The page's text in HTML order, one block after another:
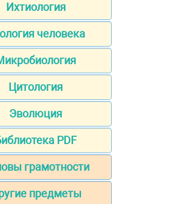
Ихтиология
человека
Цитология
Эволюция
PDF
грамотности
предметы